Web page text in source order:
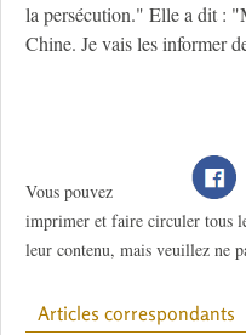
la persécution." Elle a dit :
Chine. Je vais les informer
Vous pouvez
imprimer et faire circuler tous
leur contenu, mais veuillez ne
Articles correspondants